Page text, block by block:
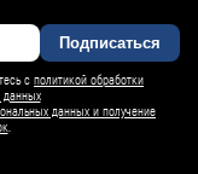
Подписаться
с политикой обработки
данных
данных и получение